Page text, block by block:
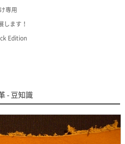
専用
します！
Edition
- 豆知識